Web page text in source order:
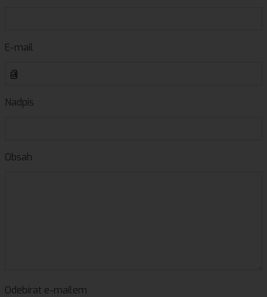
E-mail
Nadpis
Obsah
Odebírat e-mailem